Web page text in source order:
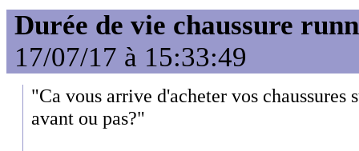
Durée de vie chaussure
17/07/17 à 15:33:49
"Ca vous arrive d'acheter vos chaussures
avant ou pas?"